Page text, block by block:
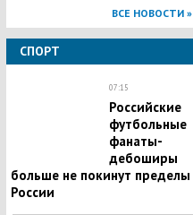
ВСЕ НОВОСТИ »
СПОРТ
07:15
Российские
футбольные
фанаты-
дебоширы
больше не покинут пределы
России